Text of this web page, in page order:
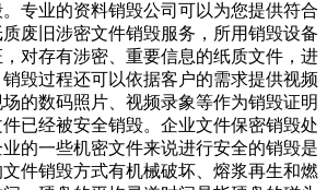
专业的资料销毁公司可以为您提供符合
废旧涉密文件销毁服务，所用销毁设备
对存有涉密、重要信息的纸质文件，进
毁过程还可以依据客户的需求提供视频
的数码照片、视频录象等作为销毁证明
已经被安全销毁。企业文件保密销毁处
的一些机密文件来说进行安全的销毁是
件销毁方式有机械破坏、熔浆再生和燃